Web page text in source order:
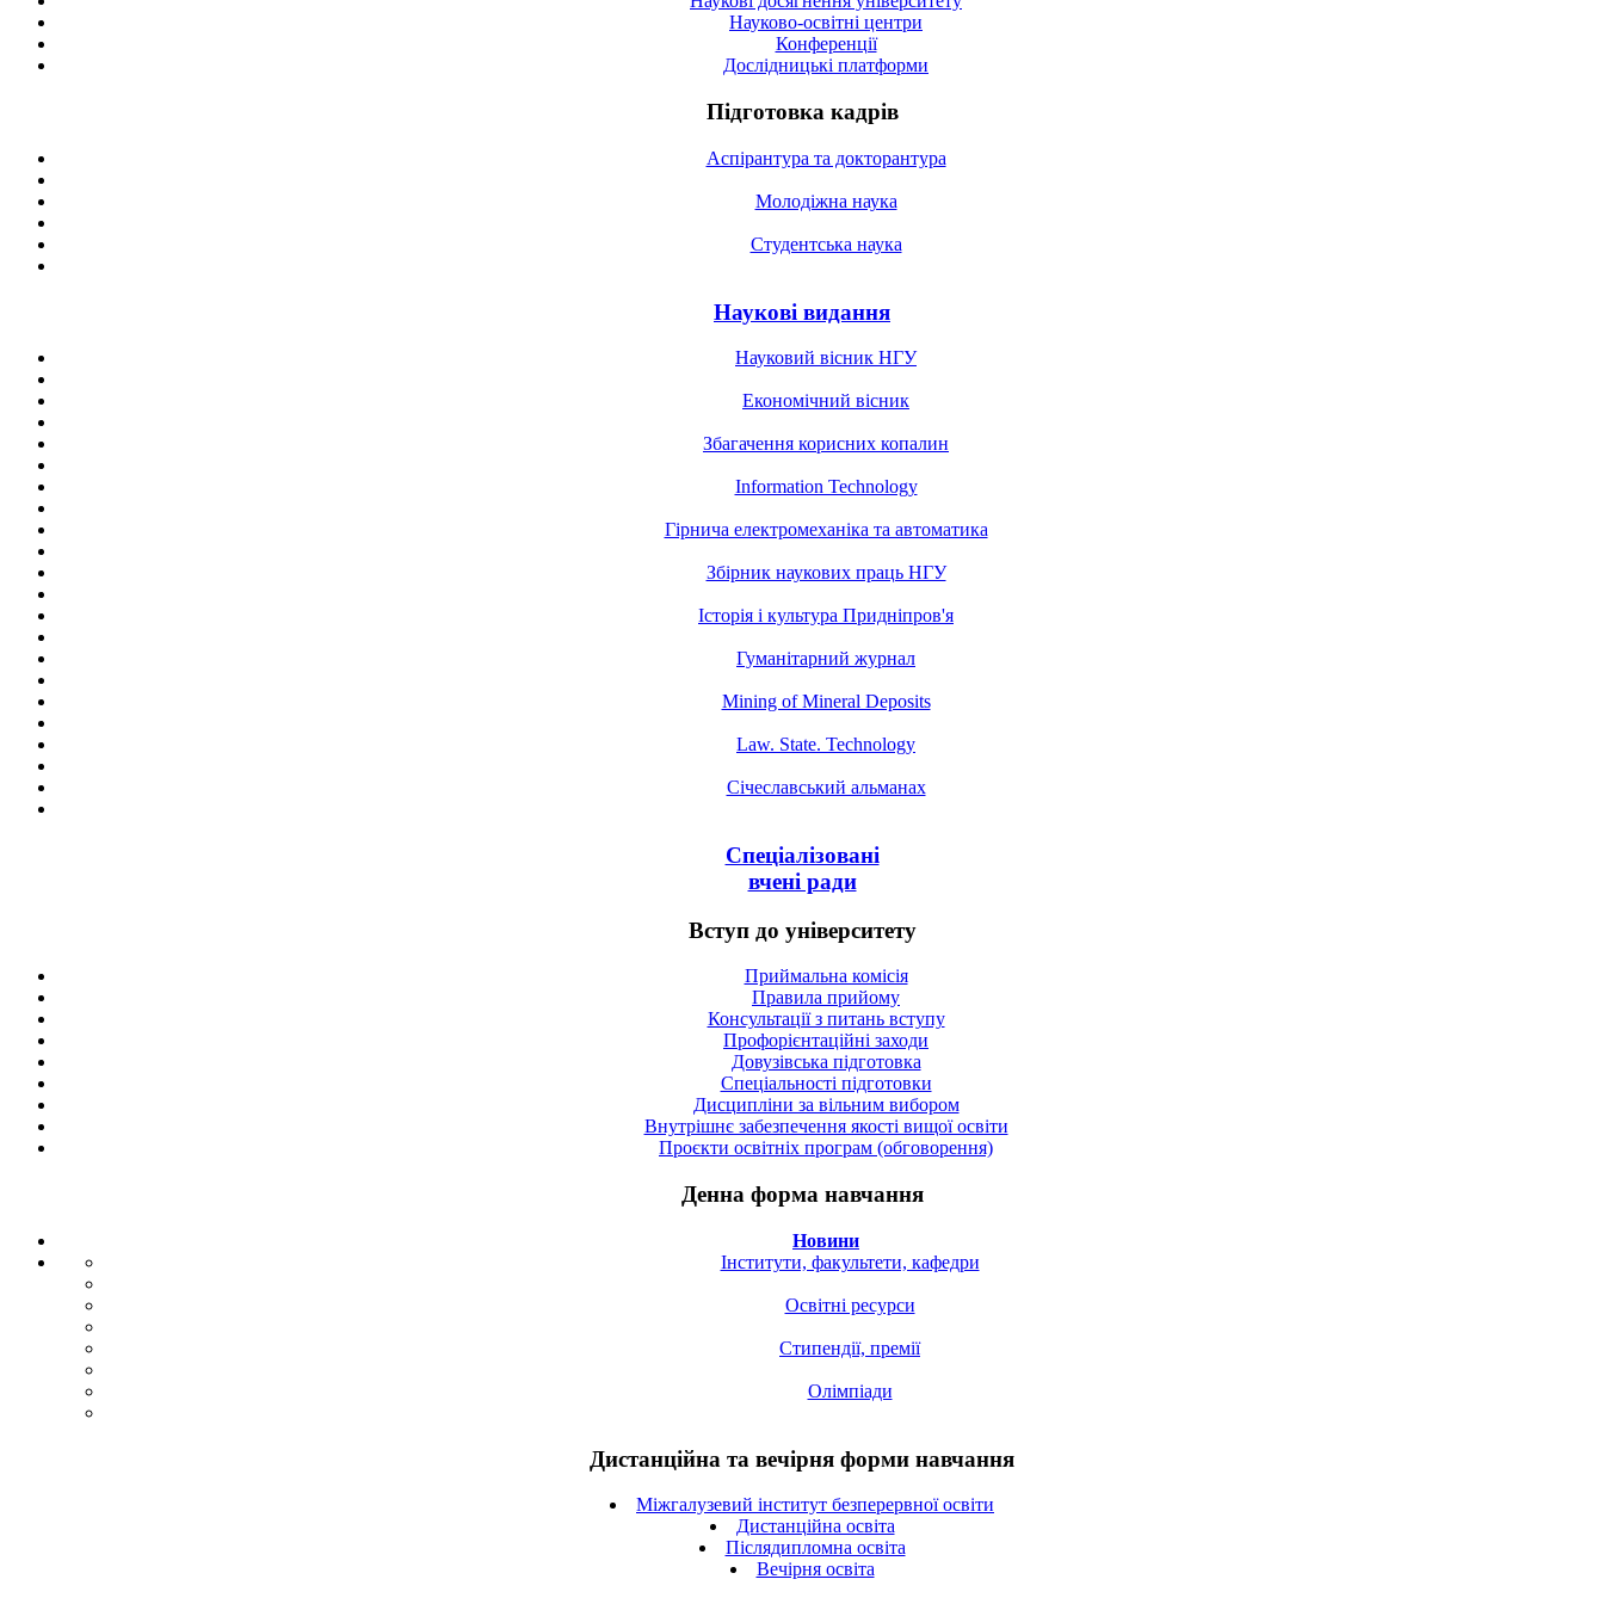
Науково-освітні центри
Конференції
Дослідницькі платформи
Підготовка кадрів
Аспірантура та докторантура
Молодіжна наука
Студентська наука
Наукові видання
Науковий вісник НГУ
Економічний вісник
Збагачення корисних копалин
Information Technology
Гірнича електромеханіка та автоматика
Збірник наукових праць НГУ
Історія і культура Придніпров'я
Гуманітарний журнал
Mining of Mineral Deposits
Law. State. Technology
Січеславський альманах
Спеціалізовані
вчені ради
Вступ до університету
Приймальна комісія
Правила прийому
Консультації з питань вступу
Профорієнтаційні заходи
Довузівська підготовка
Спецiальностi підготовки
Дисципліни за вільним вибором
Внутрішнє забезпечення якості вищої освіти
Проєкти освітніх програм (обговорення)
Денна форма навчання
Новини
Інститути, факультети, кафедри
Освітні ресурси
Стипендії, премії
Олімпіади
Дистанційна та вечірня форми навчання
Міжгалузевий інститут безперервної освіти
Дистанційна освіта
Післядипломна освіта
Вечірня освіта